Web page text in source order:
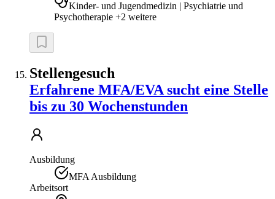
Kinder- und Jugendmedizin | Psychiatrie und
Psychotherapie +2 weitere
Stellengesuch
Erfahrene MFA/EVA sucht eine Stelle
bis zu 30 Wochenstunden
Ausbildung
MFA Ausbildung
Arbeitsort